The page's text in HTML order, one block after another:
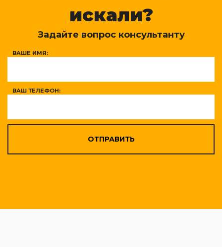
искали?
Задайте вопрос консультанту
ВАШЕ ИМЯ:
ВАШ ТЕЛЕФОН:
ОТПРАВИТЬ